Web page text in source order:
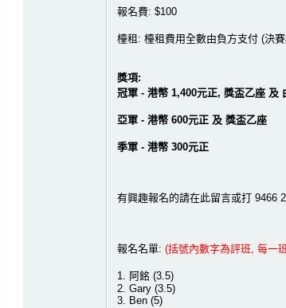
報名費: $100
檯租: 檯租費用全數由負方支付 (決
獎項:
冠軍 - 港幣 1,400元正, 獎盃乙座 及
亞軍 - 港幣 600元正 及 獎盃乙座
季軍 - 港幣 300元正
有興趣報名的請在此留言或打 9466
報名名單:(括號內數字為評班, 每一
1. 阿銘 (3.5)
2. Gary (3.5)
3. Ben (5)